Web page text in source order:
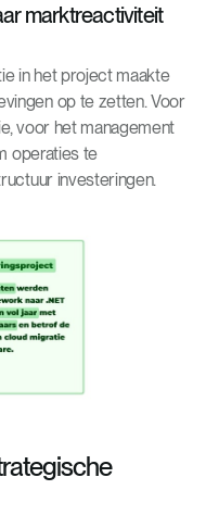
marktreactiviteit
in het project maakte
op te zetten. Voor
voor het management
operaties te
investeringen.